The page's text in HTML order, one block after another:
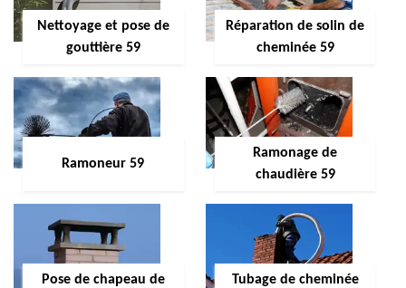
Nettoyage et pose de
gouttière 59
Réparation de solin de
cheminée 59
Ramoneur 59
Ramonage de
chaudière 59
Pose de chapeau de
Tubage de cheminée